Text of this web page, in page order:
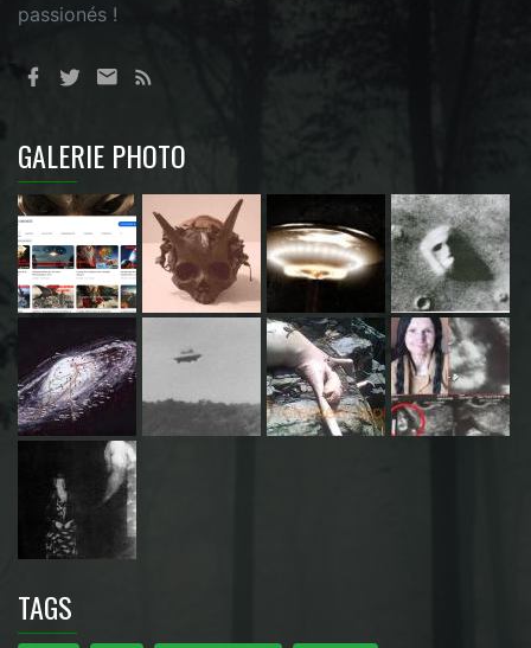
passionés !
GALERIE PHOTO
TAGS